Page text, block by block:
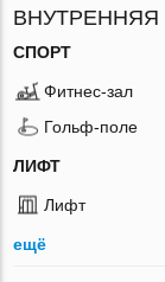
ВНУТРЕННЯЯ
СПОРТ
Фитнес-зал
Гольф-поле
ЛИФТ
Лифт
ещё